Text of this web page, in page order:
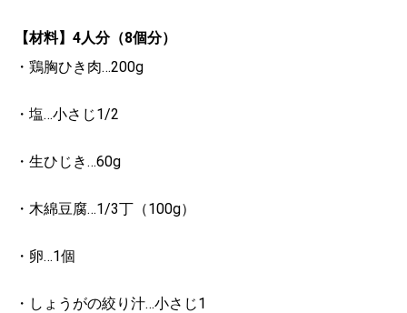
【材料】4人分（8個分）
・鶏胸ひき肉…200g
・塩…小さじ1/2
・生ひじき…60g
・木綿豆腐…1/3丁（100g）
・卵…1個
・しょうがの絞り汁…小さじ1